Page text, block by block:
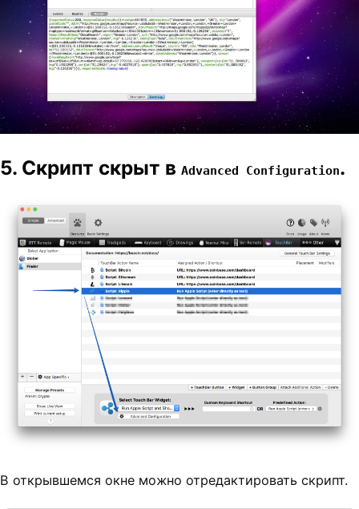
5. Скрипт скрыт в Advanced Configuration.
В открывшемся окне можно отредактировать скрипт.